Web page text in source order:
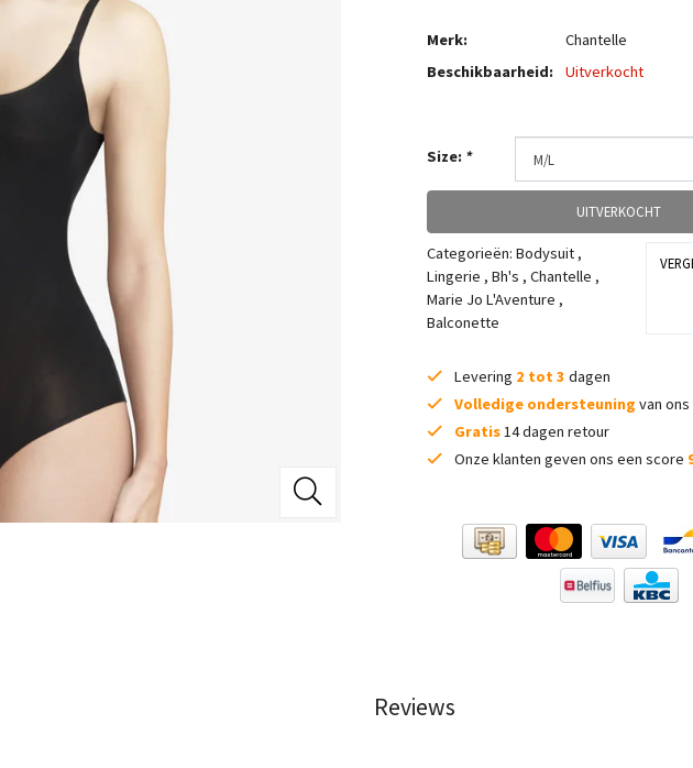
Merk:
Chantelle
Beschikbaarheid:
Uitverkocht
Size: *
UITVERKOCHT
Categorieën: Bodysuit ,
Lingerie , Bh's , Chantelle ,
Marie Jo L'Aventure ,
Balconette
Levering 2 tot 3 dagen
Volledige ondersteuning van
Gratis14 dagen retour
Onze klanten geven ons een score
Reviews